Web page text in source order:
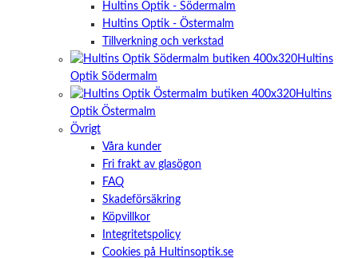
Hultins Optik - Södermalm
Hultins Optik - Östermalm
Tillverkning och verkstad
Hultins
Optik Södermalm
Hultins
Optik Östermalm
Övrigt
Våra kunder
Fri frakt av glasögon
FAQ
Skadeförsäkring
Köpvillkor
Integritetspolicy
Cookies på Hultinsoptik.se